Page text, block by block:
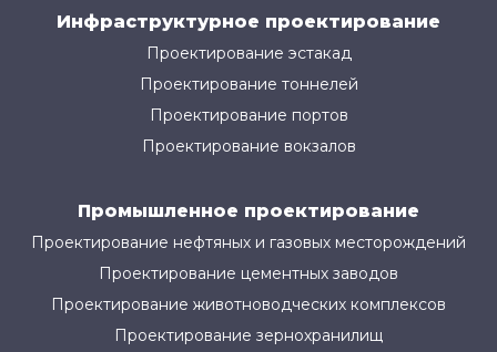
Инфраструктурное проектирование
Проектирование эстакад
Проектирование тоннелей
Проектирование портов
Проектирование вокзалов
Промышленное проектирование
Проектирование нефтяных и газовых месторождений
Проектирование цементных заводов
Проектирование животноводческих комплексов
Проектирование зернохранилищ